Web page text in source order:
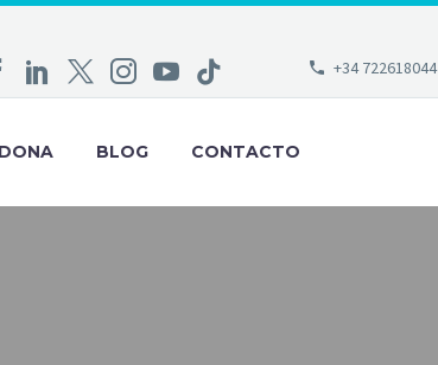
+34 722618044
DONA BLOG CONTACTO